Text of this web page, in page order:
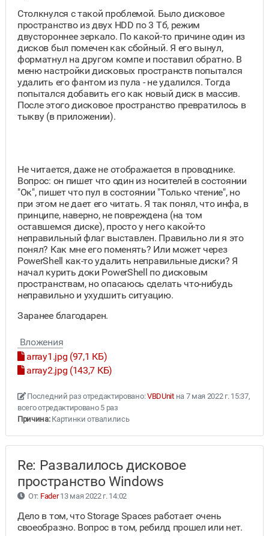
Столкнулся с такой проблемой. Было дисковое
пространство из двух HDD по 3 Тб, режим
двустороннее зеркало. По какой-то причине один из
дисков был помечен как сбойный. Я его вынул,
форматнул на другом компе и поставил обратно. В
меню настройки дисковых пространств попытался
удалить его фантом из пула - не удалился. Тогда
попытался добавить его как новый диск в массив.
После этого дисковое пространство превратилось в
тыкву (в приложении).
Не читается, даже не отображается в проводнике.
Вопрос: он пишет что один из носителей в состоянии
"Ок", пишет что пул в состоянии "Только чтение", но
при этом не дает его читать. Я так понял, что инфа, в
принципе, наверно, не повреждена (на том
оставшемся диске), просто у него какой-то
неправильный флаг выставлен. Правильно ли я это
понял? Как мне его поменять? Или может через
PowerShell как-то удалить неправильные диски? Я
начал курить доки PowerShell по дисковым
пространствам, но опасаюсь сделать что-нибудь
неправильно и ухудшить ситуацию.
Заранее благодарен.
Вложения
array1.jpg (97,1 КБ)
array2.jpg (143,7 КБ)
Последний раз отредактировано:VBDUnitна 7 мая 2022 г. 15:37,
всего отредактировано 5 раз
Причина:Картинки отвалились
Re: Развалилось дисковое
пространство Windows
От: Fader13 мая 2022 г. 14:02
Дело в том, что Storage Spaces работает очень
своеобразно. Вопрос в том, ребилд прошел или нет.